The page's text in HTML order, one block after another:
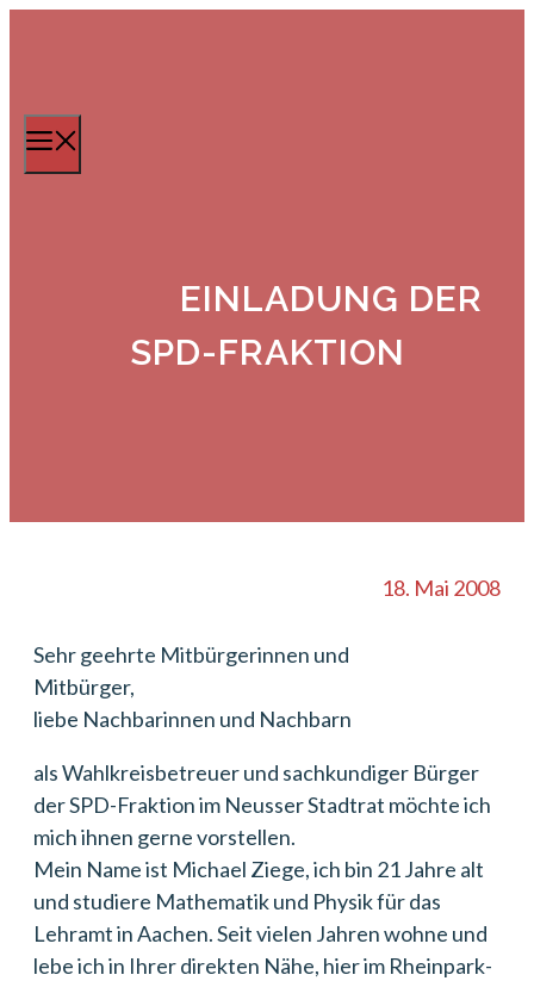
EINLADUNG DER
SPD-FRAKTION
18. Mai 2008
Sehr geehrte Mitbürgerinnen und
Mitbürger,
liebe Nachbarinnen und Nachbarn
als Wahlkreisbetreuer und sachkundiger Bürger
der SPD-Fraktion im Neusser Stadtrat möchte ich
mich ihnen gerne vorstellen.
Mein Name ist Michael Ziege, ich bin 21 Jahre alt
und studiere Mathematik und Physik für das
Lehramt in Aachen. Seit vielen Jahren wohne und
lebe ich in Ihrer direkten Nähe, hier im Rheinpark-